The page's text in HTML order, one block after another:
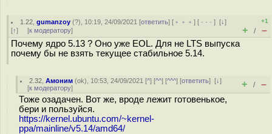
1.22 ,gumanzoy (?), 10:19, 24/09/2021 [ответить] [ ﹢﹢﹢] [ · · ·][↓]
[↑] [к модератору]
+1
+ / –
Почему ядро 5.13 ? Оно уже EOL. Для не LTS выпуска
почему бы не взять текущее стабильное 5.14.
2.32 ,Амоним (ok), 10:53, 24/09/2021 [^] [^^] [^^^] [ответить][↓]
[к модератору] + / –
Тоже озадачен. Вот же, вроде лежит готовенькое,
бери и пользуйся.
https://kernel.ubuntu.com/~kernel-
ppa/mainline/v5.14/amd64/